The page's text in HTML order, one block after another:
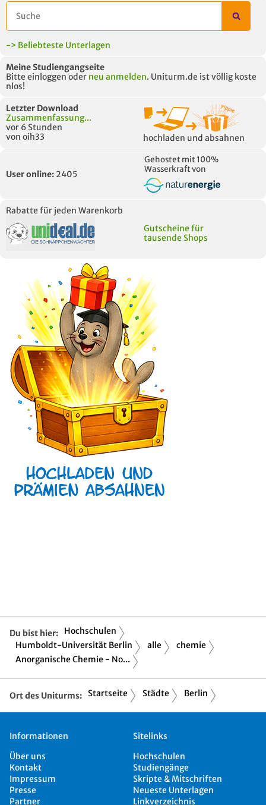
-> Beliebteste Unterlagen
Meine Studiengangseite
Bitte einloggen oder neu anmelden. Uniturm.de ist völlig koste
nlos!
Letzter Download
Zusammenfassung...
vor 6 Stunden
von oih33
hochladen und absahnen
User online: 2405
Gehostet mit 100%
Wasserkraft von
Rabatte für jeden Warenkorb
Gutscheine für
tausende Shops
Du bist hier:
Hochschulen
Humboldt-Universität Berlin
alle
chemie
Anorganische Chemie - No...
Ort des Uniturms: Startseite Städte Berlin
Informationen
Über uns
Kontakt
Impressum
Presse
Partner
Sitelinks
Hochschulen
Studiengänge
Skripte & Mitschriften
Neueste Unterlagen
Linkverzeichnis